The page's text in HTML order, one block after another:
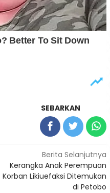
SEBARKAN
Berita Selanjutnya
Kerangka Anak Perempuan
Korban Likiuefaksi Ditemukan
di Petobo